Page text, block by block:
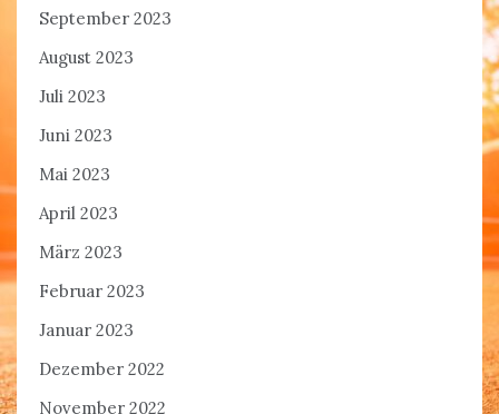
September 2023
August 2023
Juli 2023
Juni 2023
Mai 2023
April 2023
März 2023
Februar 2023
Januar 2023
Dezember 2022
November 2022